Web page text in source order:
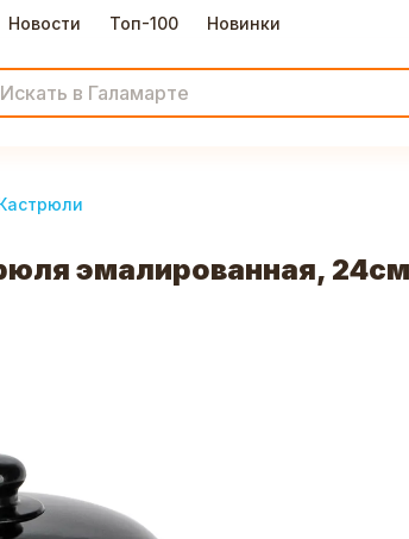
Новости Топ-100 Новинки
эмалированная,